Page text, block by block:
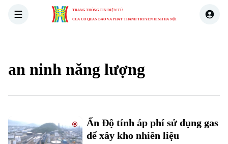
TRANG THÔNG TIN ĐIỆN TỬ
CỦA CƠ QUAN BÁO VÀ PHÁT THANH TRUYỀN HÌNH HÀ NỘI
an ninh năng lượng
Ấn Độ tính áp phí sử dụng gas
để xây kho nhiên liệu